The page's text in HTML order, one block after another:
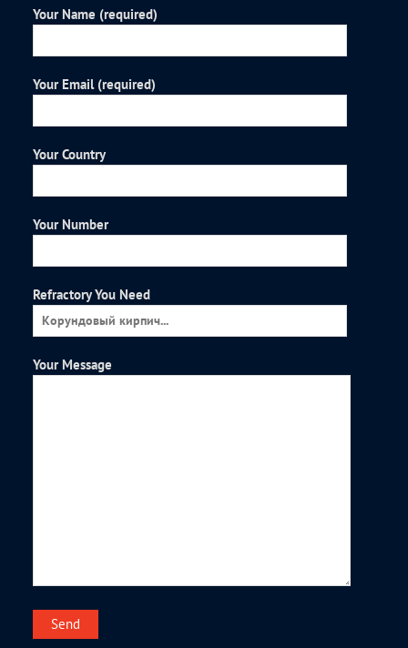
Your Name (required)
Your Email (required)
Your Country
Your Number
Refractory You Need
Your Message